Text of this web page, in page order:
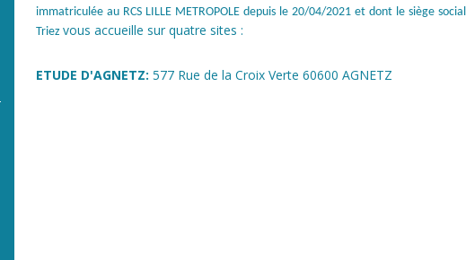
immatriculée au RCS LILLE METROPOLE depuis le 20/04/2021 et dont le siège
Triez vous accueille sur quatre sites :
ETUDE D'AGNETZ: 577 Rue de la Croix Verte 60600 AGNETZ